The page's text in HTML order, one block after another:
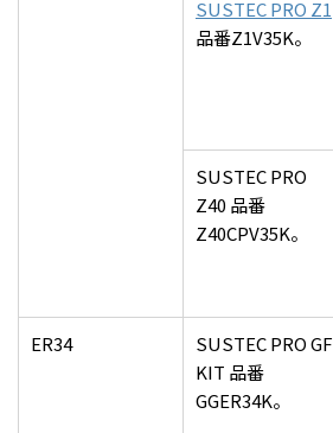
SUSTEC PRO Z1
品番Z1V35K。
SUSTEC PRO
Z40 品番
Z40CPV35K。
ER34
SUSTEC PRO GF
KIT 品番
GGER34K。